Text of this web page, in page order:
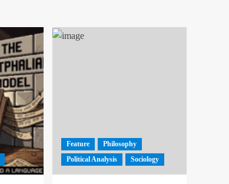
Feature
Philosophy
Political Analysis
Sociology